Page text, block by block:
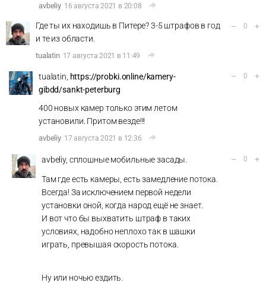
avbeliy 16 августа 2021 в 20:08
Где ты их находишь в Питере? 3-5 штрафов в год
и те из области.
tualatin 17 августа 2021 в 11:49
– 0 +
tualatin, https://probki.online/kamery-
gibdd/sankt-peterburg
400 новых камер только этим летом
установили. Притом везде!!!
avbeliy 17 августа 2021 в 12:36
– 0 +
avbeliy, сплошные мобильные засады.
Там где есть камеры, есть замедление потока.
Всегда! За исключением первой недели
установки оной, когда народ ещё не знает.
И вот что бы выхватить штраф в таких
условиях, надобно неплохо так в шашки
играть, превышая скорость потока.
Ну или ночью ездить.
– 0 +